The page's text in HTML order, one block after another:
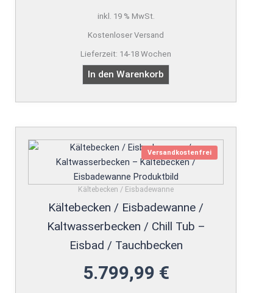
inkl. 19 % MwSt.
Kostenloser Versand
Lieferzeit: 14-18 Wochen
In den Warenkorb
Versandkostenfrei
Kältebecken / Eisbadewanne
Kältebecken / Eisbadewanne /
Kaltwasserbecken / Chill Tub –
Eisbad / Tauchbecken
5.799,99 €